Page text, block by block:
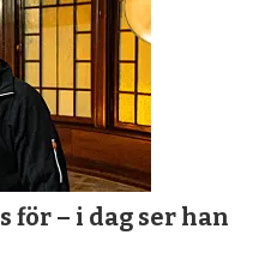
för – i dag ser han